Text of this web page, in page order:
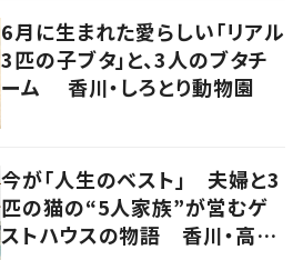
6月に生まれた愛らしい「リアル
3匹の子ブタ」と、3人のブタチ
ーム 香川・しろとり動物園
今が「人生のベスト」 夫婦と3
匹の猫の“5人家族”が営むゲ
ストハウスの物語 香川・高松